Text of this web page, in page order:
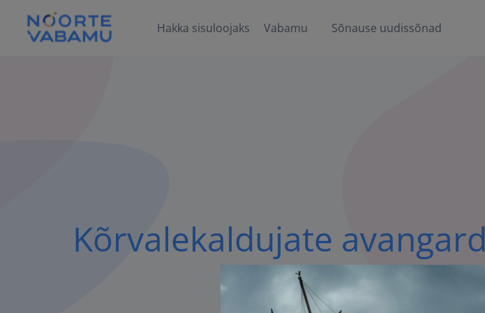
Hakka sisuloojaks Vabamu Sõnause uudissõnad
Kõrvalekaldujate avangard